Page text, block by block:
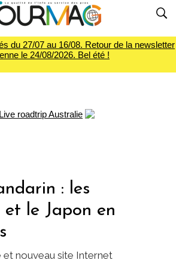
du 27/07 au 16/08. Retour de la newsletter
le 24/08/2026. Bel été !
: les
et le Japon en
nouveau site Internet